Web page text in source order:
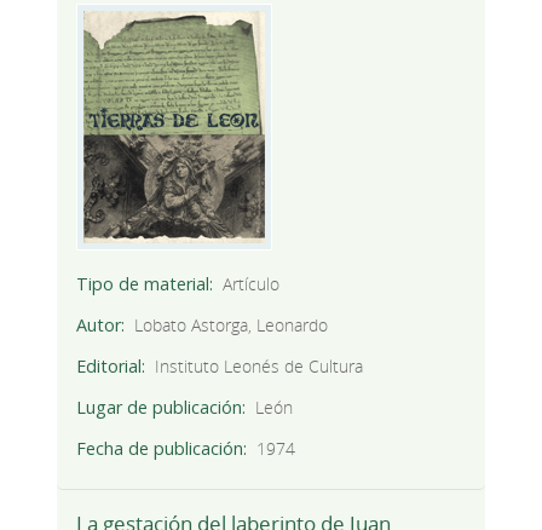
Tipo de material
Artículo
Autor
Lobato Astorga, Leonardo
Editorial
Instituto Leonés de Cultura
Lugar de publicación
León
Fecha de publicación
1974
La gestación del laberinto de Juan